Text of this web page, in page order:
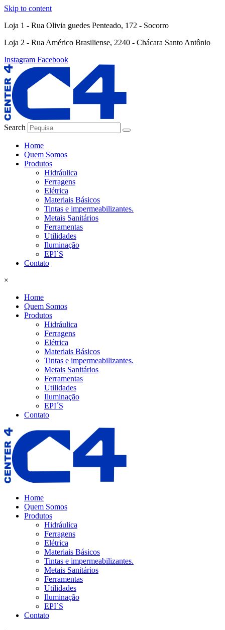
Skip to content
Loja 1 - Rua Olivia guedes Penteado, 172 - Socorro
Loja 2 - Rua Américo Brasiliense, 2240 - Chácara Santo Antônio
Instagram Facebook
Search
Home
Quem Somos
Produtos
Hidráulica
Ferragens
Elétrica
Materiais Básicos
Tintas e impermeabilizantes.
Metais Sanitários
Ferramentas
Utilidades
Iluminação
EPI´S
Contato
×
Home
Quem Somos
Produtos
Hidráulica
Ferragens
Elétrica
Materiais Básicos
Tintas e impermeabilizantes.
Metais Sanitários
Ferramentas
Utilidades
Iluminação
EPI´S
Contato
Home
Quem Somos
Produtos
Hidráulica
Ferragens
Elétrica
Materiais Básicos
Tintas e impermeabilizantes.
Metais Sanitários
Ferramentas
Utilidades
Iluminação
EPI´S
Contato